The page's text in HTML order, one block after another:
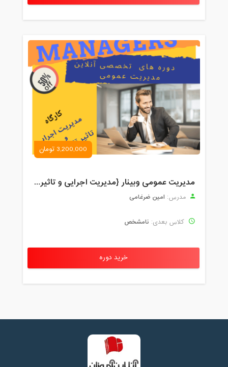
3,200,000 تومان
مدیریت عمومی وبینار {مدیریت اجرایی و تاثیرات تکنولوژی}
مدرس: امین ضرغامی
کلاس بعدی: نامشخص
خرید دوره